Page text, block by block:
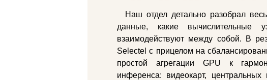
Наш отдел детально разобрал
данные, какие вычислительные
взаимодействуют между собой. В
Selectel с прицелом на
простой агрегации GPU к
инференса: видеокарт,